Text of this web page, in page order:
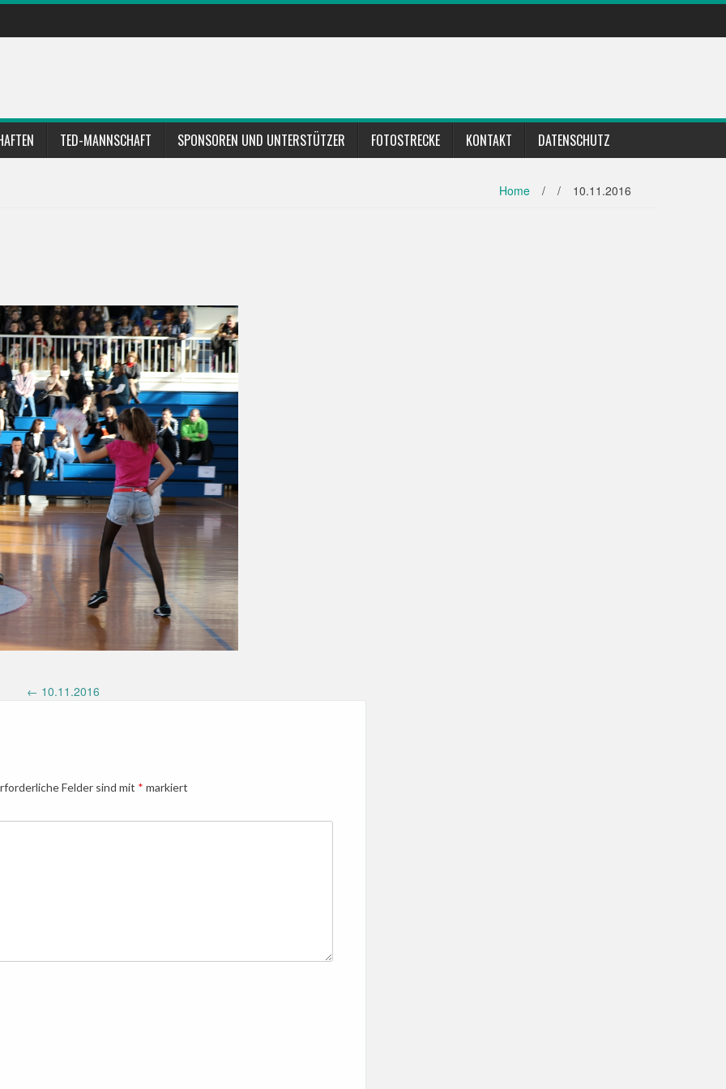
TED-MANNSCHAFT SPONSOREN UND UNTERSTÜTZER FOTOSTRECKE KONTAKT DATENSCHUTZ
Home / / 10.11.2016
← 10.11.2016
Felder sind mit * markiert